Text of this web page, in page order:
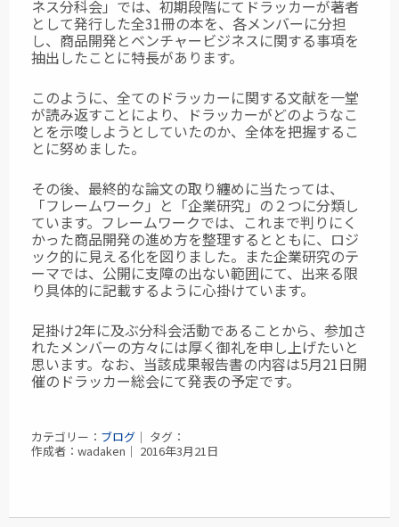
ネス分科会」では、初期段階にてドラッカーが著者
として発行した全31冊の本を、各メンバーに分担
し、商品開発とベンチャービジネスに関する事項を
抽出したことに特長があります。
このように、全てのドラッカーに関する文献を一堂
が読み返すことにより、ドラッカーがどのようなこ
とを示唆しようとしていたのか、全体を把握するこ
とに努めました。
その後、最終的な論文の取り纏めに当たっては、
「フレームワーク」と「企業研究」の ２つに分類し
ています。フレームワークでは、これまで判りにく
かった商品開発の進め方を整理するとともに、ロジ
ック的に見える化を図りました。また企業研究のテ
ーマでは、公開に支障の出ない範囲にて、出来る限
り具体的に記載するように心掛けています。
足掛け2年に及ぶ分科会活動であることから、参加さ
れたメンバーの方々には厚く御礼を申し上げたいと
思います。なお、当該成果報告書の内容は5月21日開
催のドラッカー総会にて発表の予定です。
カテゴリー： ブログ ｜ タグ：
作成者：wadaken｜ 2016年3月21日